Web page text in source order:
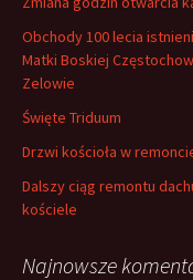
j
:Obchody 100 lecia
Matki Boskiej
Zelowie
Święte Triduum
Drzwi kościoła w
Dalszy ciąg remontu
kościele
Najnowsze